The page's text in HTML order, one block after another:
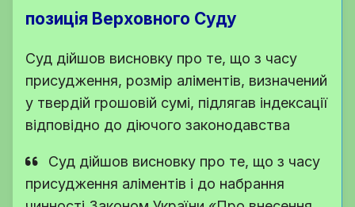
позиція Верховного Суду
Суд дійшов висновку про те, що з часу
присудження, розмір аліментів, визначений
у твердій грошовій сумі, підлягав індексації
відповідно до діючого законодавства
Суд дійшов висновку про те, що з часу
присудження аліментів і до набрання